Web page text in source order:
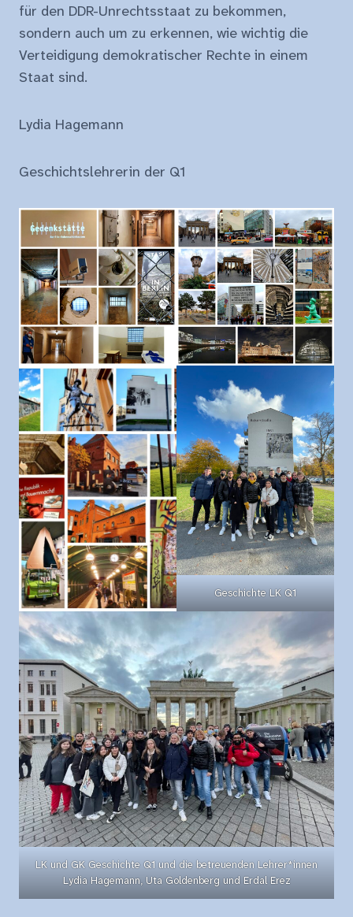
für den DDR-Unrechtsstaat zu bekommen,
sondern auch um zu erkennen, wie wichtig die
Verteidigung demokratischer Rechte in einem
Staat sind.
Lydia Hagemann
Geschichtslehrerin der Q1
Geschichte LK Q1
LK und GK Geschichte Q1 und die betreuenden Lehrer*innen
Lydia Hagemann, Uta Goldenberg und Erdal Erez